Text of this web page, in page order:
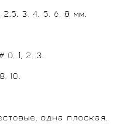
3, 4, 5, 6, 8 мм.
0, 1, 2, 3.
10.
одна плоская.